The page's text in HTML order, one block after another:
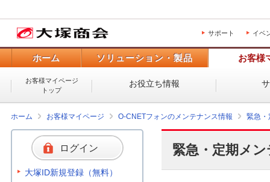
サポート イベ
ホーム ソリューション・製品 お客様
お客様マイページ
トップ
お役立ち情報
ホーム お客様マイページ O-CNETフォンのメンテナンス情報 緊急・
緊急・定期メ
ログイン
大塚ID新規登録（無料）